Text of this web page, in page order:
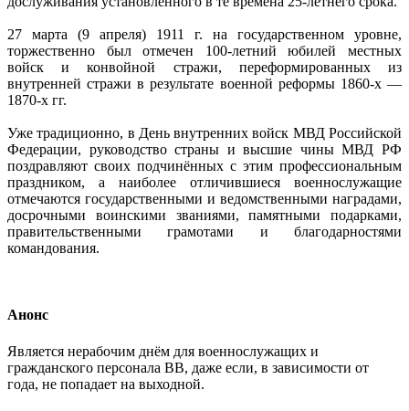
27 марта (9 апреля) 1911 г. на государственном уровне,
торжественно был отмечен 100-летний юбилей местных
войск и конвойной стражи, переформированных из
внутренней стражи в результате военной реформы 1860-х —
1870-х гг.
Уже традиционно, в День внутренних войск МВД Российской
Федерации, руководство страны и высшие чины МВД РФ
поздравляют своих подчинённых с этим профессиональным
праздником, а наиболее отличившиеся военнослужащие
отмечаются государственными и ведомственными наградами,
досрочными воинскими званиями, памятными подарками,
правительственными грамотами и благодарностями
командования.
Анонс
Является нерабочим днём для военнослужащих и
гражданского персонала ВВ, даже если, в зависимости от
года, не попадает на выходной.